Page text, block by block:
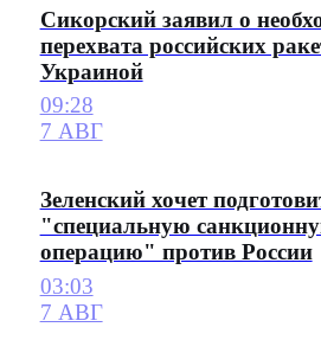
Сикорский заявил о
перехвата российских
Украиной
09:28
7 АВГ
Зеленский хочет
"специальную
операцию" против России
03:03
7 АВГ